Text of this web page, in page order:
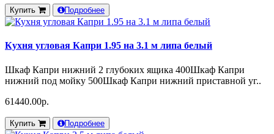
Купить Подробнее
Кухня угловая Капри 1.95 на 3.1 м липа белый
Шкаф Капри нижний 2 глубоких ящика 400Шкаф Капри
нижний под мойку 500Шкаф Капри нижний приставной уг..
61440.00р.
Купить Подробнее